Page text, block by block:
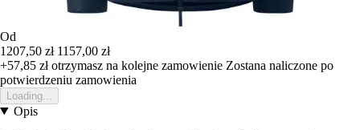
Od
1207,50 zł 1157,00 zł
+57,85 złotrzymasz na kolejne zamowienie Zostana naliczone po
potwierdzeniu zamowienia
Loading...
Opis